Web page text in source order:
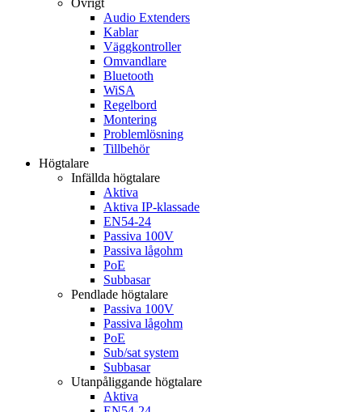
Övrigt
Audio Extenders
Kablar
Väggkontroller
Omvandlare
Bluetooth
WiSA
Regelbord
Montering
Problemlösning
Tillbehör
Högtalare
Infällda högtalare
Aktiva
Aktiva IP-klassade
EN54-24
Passiva 100V
Passiva lågohm
PoE
Subbasar
Pendlade högtalare
Passiva 100V
Passiva lågohm
PoE
Sub/sat system
Subbasar
Utanpåliggande högtalare
Aktiva